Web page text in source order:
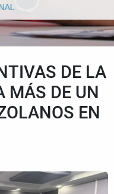
DE LA
MÁS DE UN
EN